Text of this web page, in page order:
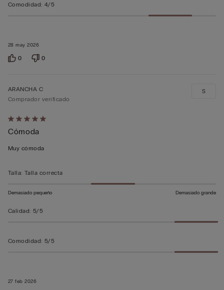
28 may 2026
Comodidad: 4/5
0 0
Calificación
de
5
5
27 feb 2026
ARANCHA C
Comprador verificado
Cómoda
Muy cómoda
S
Talla: Talla correcta
Demasiado pequeño Demasiado grande
Calidad: 5/5
Comodidad: 5/5